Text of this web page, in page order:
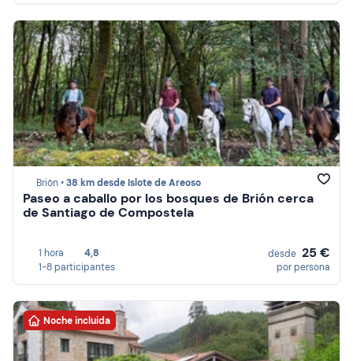
Brión •38 km desde Islote de Areoso
Paseo a caballo por los bosques de Brión cerca
de Santiago de Compostela
1 hora
4,8
1-8 participantes
desde 25 €
por persona
Noche incluida